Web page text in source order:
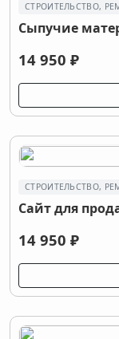
СТРОИТЕЛЬСТВО,
Сыпучие
14 950 ₽
СТРОИТЕЛЬСТВО,
Сайт для
14 950 ₽